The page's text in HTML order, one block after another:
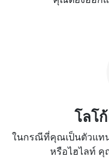
โลโ
ในกรณีที่คุณเป็นตัวแท
หรือไฮไลท์ คุ